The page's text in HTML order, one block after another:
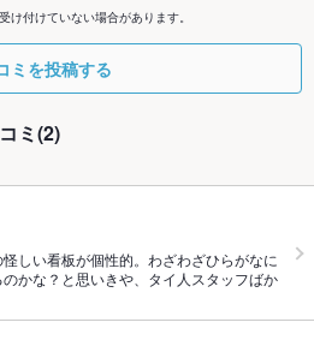
付けていない場合があります。
ミを投稿する
ミ(2)
しい看板が個性的。わざわざひらがなに
かな？と思いきや、タイ人スタッフばか